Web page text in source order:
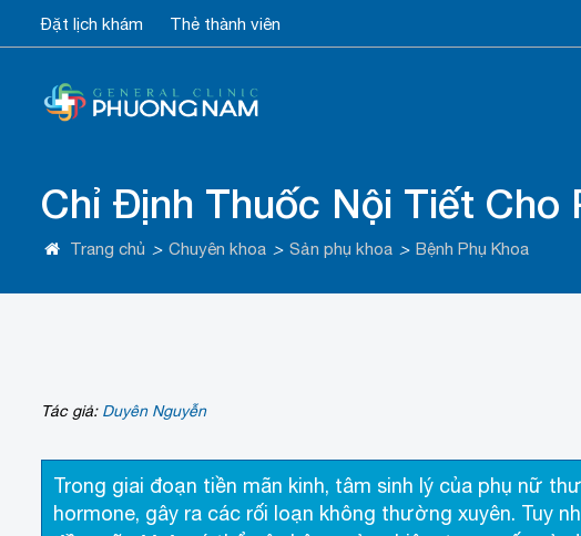
Đặt lịch khám Thẻ thành viên
Chỉ Định Thuốc Nội Tiết Cho
Trang chủ > Chuyên khoa > Sản phụ khoa > Bệnh Phụ Khoa
Tác giả: Duyên Nguyễn
Trong giai đoạn tiền mãn kinh, tâm sinh lý của phụ nữ
hormone, gây ra các rối loạn không thường xuyên. Tuy